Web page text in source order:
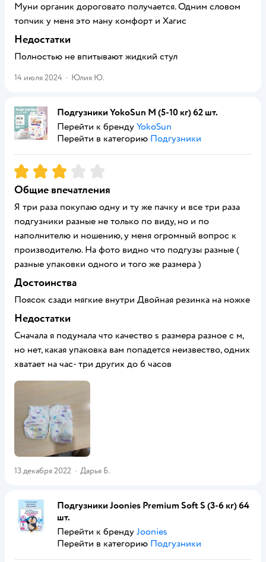
Муни органик дороговато получается. Одним словом
топчик у меня это ману комфорт и Хагис
Недостатки
Полностью не впитывают жидкий стул
14 июля 2024 · Юлия Ю.
Подгузники YokoSun M (5-10 кг) 62 шт.
Перейти к бренду YokoSun
Перейти в категорию Подгузники
Рейтинг:3
Общие впечатления
Я три раза покупаю одну и ту же пачку и все три раза
подгузники разные не только по виду, но и по
наполнителю и ношению, у меня огромный вопрос к
производителю. На фото видно что подгузы разные (
разные упаковки одного и того же размера )
Достоинства
Поясок сзади мягкие внутри Двойная резинка на ножке
Недостатки
Сначала я подумала что качество s размера разное с м,
но нет, какая упаковка вам попадется неизвество, одних
хватает на час- три других до 6 часов
13 декабря 2022 · Дарья Б.
Подгузники Joonies Premium Soft S (3-6 кг) 64
шт.
Перейти к бренду Joonies
Перейти в категорию Подгузники